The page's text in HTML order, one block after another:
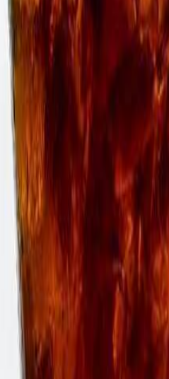
identificó a
nivel mundial, lo que
encabezan la lista con
en la lista de los top
la función de ser
en favoritas de los
aspiracional para los
de bebidas.
consumo de peso
los consumidores por